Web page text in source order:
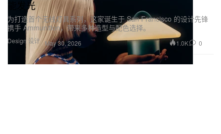
Design 设计
能发光
为打造首个无线灯具系列，这家诞生于 San Francisco 的设计先锋
携手 Ammunition，带来多种造型与配色选择。
May 30, 2026 1.0K 0